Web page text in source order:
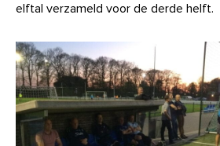
elftal verzameld voor de derde helft.